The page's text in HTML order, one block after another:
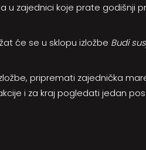
u zajednici koje prate godišnji
će se u sklopu izložbe Budi
pripremati zajednička
i za kraj pogledati jedan